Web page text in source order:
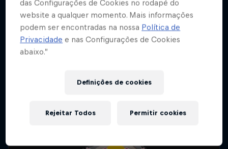
das Configurações de Cookies no rodapé do
website a qualquer momento. Mais informações
podem ser encontradas na nossa Política de
Privacidade e nas Configurações de Cookies
abaixo.”
Definições de cookies
Rejeitar Todos Permitir cookies